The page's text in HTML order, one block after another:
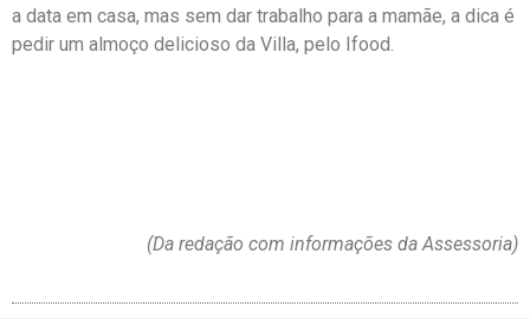
a data em casa, mas sem dar trabalho para a mamãe, a dica é
pedir um almoço delicioso da Villa, pelo Ifood.
(Da redação com informações da Assessoria)